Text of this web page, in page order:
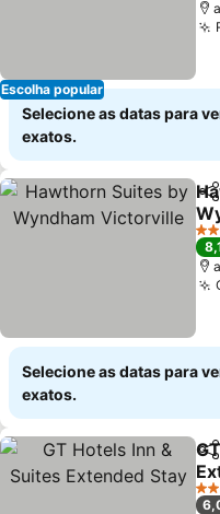
Escolha popular
Selecione as datas para
exatos.
3
Selecione as datas para
exatos.
2